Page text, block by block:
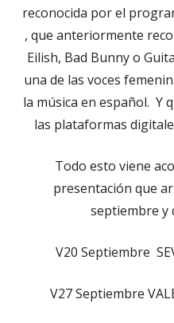
reconocida por el
, que anteriormente
Eilish, Bad Bunny o
una de las voces
la música en español. Y
las plataformas
Todo esto viene
presentación que
septiembre y
V20 Septiembre
V27 Septiembre